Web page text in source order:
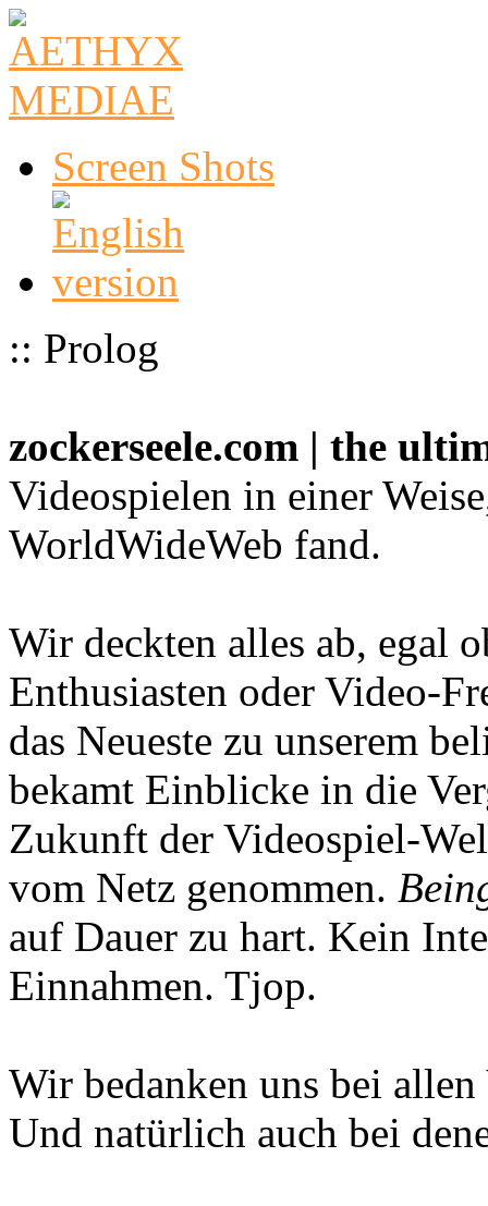
Screen Shots
:: Prolog
zockerseele.com | the
Videospielen in einer
WorldWideWeb fand.
Wir deckten alles ab, egal
Enthusiasten oder Video-
das Neueste zu unserem
bekamt Einblicke in die
Zukunft der Videospiel-
vom Netz genommen.
auf Dauer zu hart. Kein
Einnahmen. Tjop.
Wir bedanken uns bei
Und natürlich auch bei